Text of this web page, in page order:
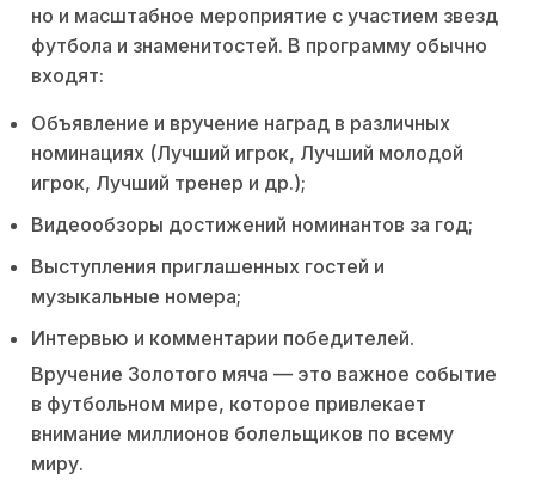
но и масштабное мероприятие с участием звезд
футбола и знаменитостей. В программу обычно
входят:
Объявление и вручение наград в различных
номинациях (Лучший игрок, Лучший молодой
игрок, Лучший тренер и др.);
Видеообзоры достижений номинантов за год;
Выступления приглашенных гостей и
музыкальные номера;
Интервью и комментарии победителей.
Вручение Золотого мяча — это важное событие
в футбольном мире, которое привлекает
внимание миллионов болельщиков по всему
миру.